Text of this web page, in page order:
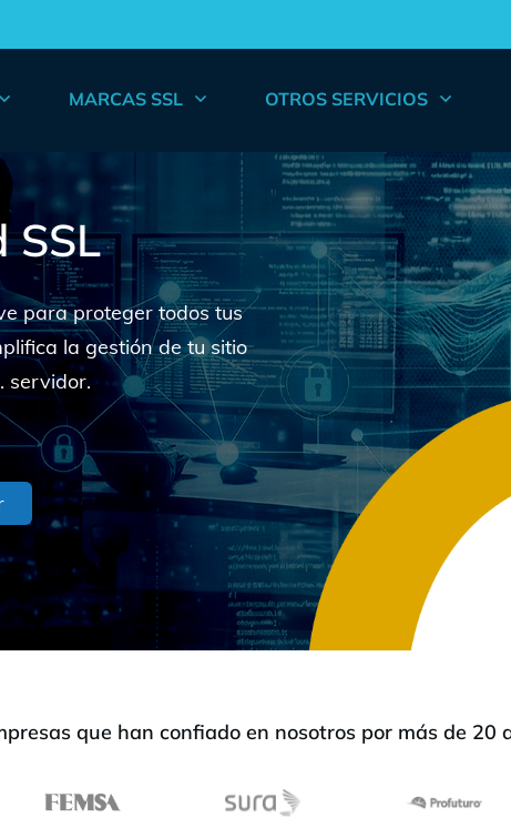
MARCAS SSL OTROS SERVICIOS
SSL
para proteger todos tus
la gestión de tu sitio
servidor.
que han confiado en nosotros por más de 20